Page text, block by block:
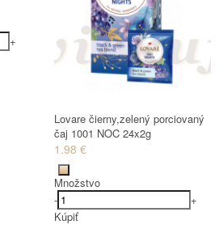
+
Lovare čierny,zelený porciovaný
čaj 1001 NOC 24x2g
1.98 €
Množstvo
-
+
Kúpiť